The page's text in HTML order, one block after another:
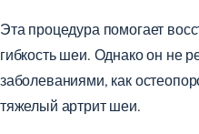
Эта процедура помогает
гибкость шеи. Однакоон не
заболеваниями, как
тяжелый артрит шеи.